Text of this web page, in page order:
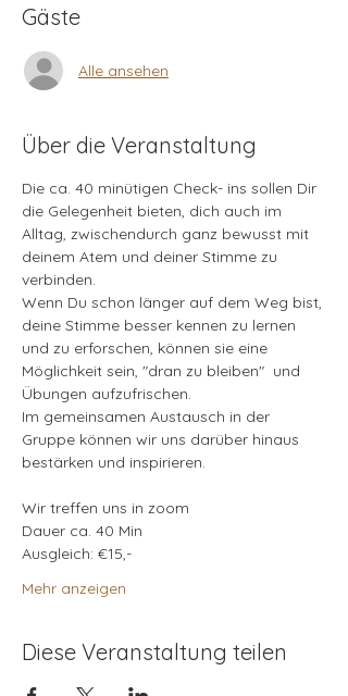
Gäste
Alle ansehen
Über die Veranstaltung
Die ca. 40 minütigen Check- ins sollen Dir
die Gelegenheit bieten, dich auch im
Alltag, zwischendurch ganz bewusst mit
deinem Atem und deiner Stimme zu
verbinden.
Wenn Du schon länger auf dem Weg bist,
deine Stimme besser kennen zu lernen
und zu erforschen, können sie eine
Möglichkeit sein, "dran zu bleiben"  und
Übungen aufzufrischen.
Im gemeinsamen Austausch in der
Gruppe können wir uns darüber hinaus
bestärken und inspirieren.
Wir treffen uns in zoom
Dauer ca. 40 Min
Ausgleich: €15,-
Mehr anzeigen
Diese Veranstaltung teilen